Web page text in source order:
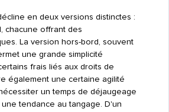
en deux versions distinctes :
chacune offrant des
La version hors-bord, souvent
une grande simplicité
frais liés aux droits de
également une certaine agilité
un temps de déjaugeage
tendance au tangage. D'un